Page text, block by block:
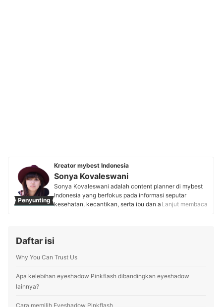
Penyunting
Kreator mybest Indonesia
Sonya Kovaleswani
Sonya Kovaleswani adalah content planner di mybest
Indonesia yang berfokus pada informasi seputar
kesehatan, kecantikan, serta ibu dan anak. Dengan
menghadirkan konten informatif dan tepercaya.
Lanjut membaca
Daftar isi
Why You Can Trust Us
Apa kelebihan eyeshadow Pinkflash dibandingkan eyeshadow
lainnya?
Cara memilih Eyeshadow Pinkflash